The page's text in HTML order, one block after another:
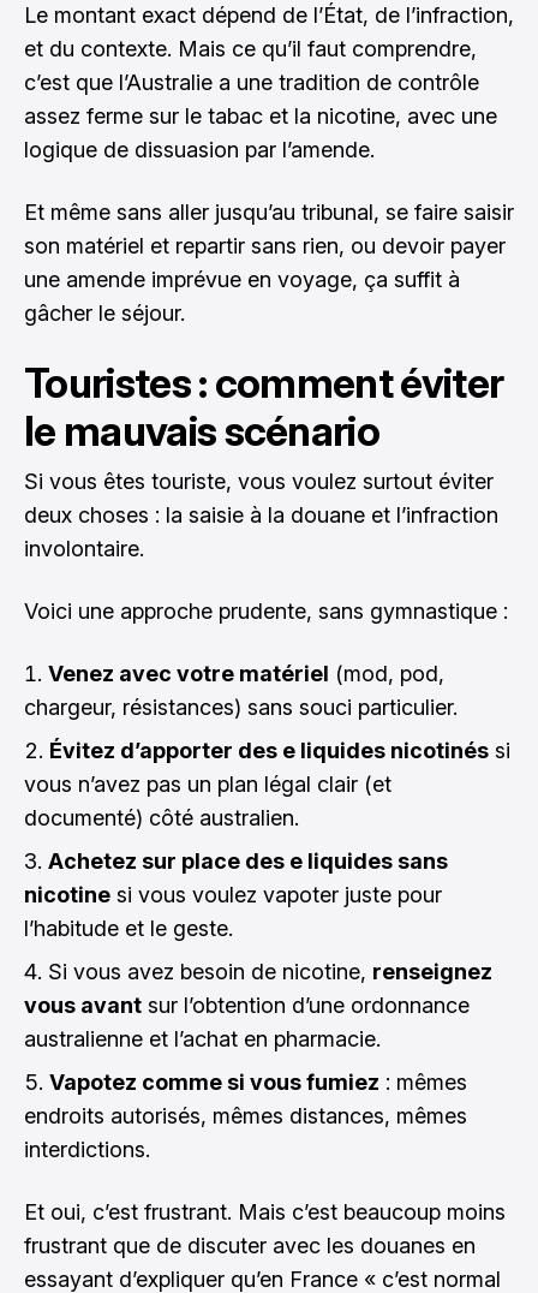
Le montant exact dépend de l’État, de l’infraction,
et du contexte. Mais ce qu’il faut comprendre,
c’est que l’Australie a une tradition de contrôle
assez ferme sur le tabac et la nicotine, avec une
logique de dissuasion par l’amende.
Et même sans aller jusqu’au tribunal, se faire saisir
son matériel et repartir sans rien, ou devoir payer
une amende imprévue en voyage, ça suffit à
gâcher le séjour.
Touristes : comment éviter
le mauvais scénario
Si vous êtes touriste, vous voulez surtout éviter
deux choses : la saisie à la douane et l’infraction
involontaire.
Voici une approche prudente, sans gymnastique :
Venez avec votre matériel (mod, pod,
chargeur, résistances) sans souci particulier.
Évitez d’apporter des e liquides nicotinés si
vous n’avez pas un plan légal clair (et
documenté) côté australien.
Achetez sur place des e liquides sans
nicotine si vous voulez vapoter juste pour
l’habitude et le geste.
Si vous avez besoin de nicotine, renseignez
vous avant sur l’obtention d’une ordonnance
australienne et l’achat en pharmacie.
Vapotez comme si vous fumiez : mêmes
endroits autorisés, mêmes distances, mêmes
interdictions.
Et oui, c’est frustrant. Mais c’est beaucoup moins
frustrant que de discuter avec les douanes en
essayant d’expliquer qu’en France « c’est normal